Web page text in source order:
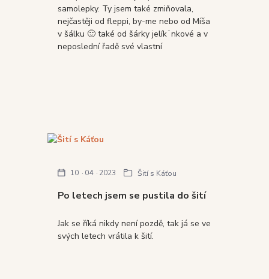
samolepky. Ty jsem také zmiňovala,
nejčastěji od fleppi, by-me nebo od Míša
v šálku 🙂 také od šárky jelík¨nkové a v
neposlední řadě své vlastní
Po letech jsem se pustila do šití
10 04 2023 Šití s Káťou
Jak se říká nikdy není pozdě, tak já se ve
svých letech vrátila k šití.